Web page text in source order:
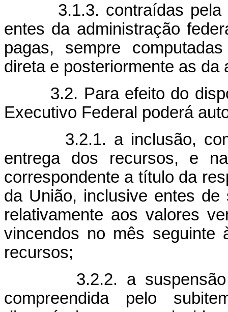
3.1.3. contraídas pela
entes da administração
pagas, sempre
direta e posteriormente as da
3.2. Para efeito do
Executivo Federal poderá
3.2.1. a inclusão, como
entrega dos recursos, e
correspondente a título da
da União, inclusive entes de
relativamente aos valores
vincendos no mês seguinte
recursos;
3.2.2. a suspensão
compreendida pelo